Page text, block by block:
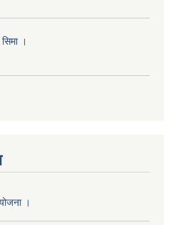
।
।